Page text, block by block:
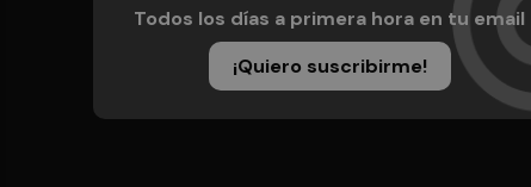
Todos los días a primera hora en tu email
¡Quiero suscribirme!